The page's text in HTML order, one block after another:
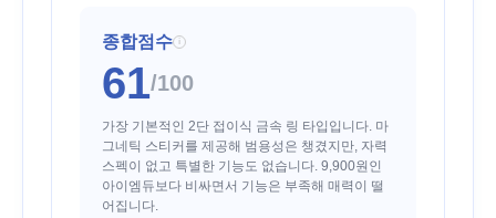
종합점수 i
61/100
가장 기본적인 2단 접이식 금속 링 타입입니다. 마
그네틱 스티커를 제공해 범용성은 챙겼지만, 자력
스펙이 없고 특별한 기능도 없습니다. 9,900원인
아이엠듀보다 비싸면서 기능은 부족해 매력이 떨
어집니다.